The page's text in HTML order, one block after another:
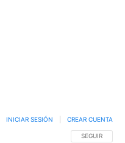
SIGA ESTA
SEGUIR
INICIAR SESIÓN CREAR CUENTA